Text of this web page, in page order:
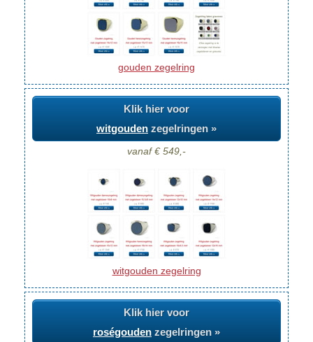
gouden zegelring
Klik hier voor
witgouden zegelringen »
vanaf € 549,-
witgouden zegelring
Klik hier voor
roségouden zegelringen »